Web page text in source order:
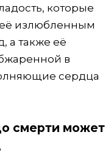
которые
её излюбленным
а также её
в
сердца
смерти может